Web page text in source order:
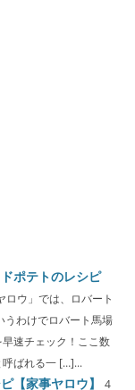
ポテトのレシピ
ロウ」では、ロバート
うわけでロバート馬場
速チェック！ここ数
呼ばれる一 […]...
【家事ヤロウ】
4